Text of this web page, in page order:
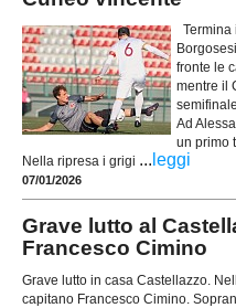
Termina
fronte le
mentre il
Ad
un primo
Nella ripresa i grigi ... leggi
07/01/2026
Grave lutto al
Francesco Cimino
Grave lutto in casa Castellazzo.
capitano Francesco Cimino.